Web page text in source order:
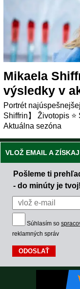
Mikaela
výsledky v
Portrét
Shiffrin】 Životopis ⭐
Aktuálna sezóna
VLOŽ EMAIL A
Pošleme ti
- do minúty je tvoj!
Súhlasím so
reklamných správ